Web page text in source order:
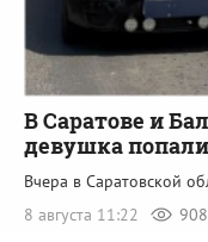
В Саратове и
девушка
Вчера в Саратовской
8 августа 11:22
908